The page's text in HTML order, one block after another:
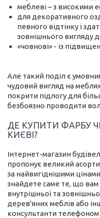
меблеві – з високими
для декоративного
певного відтінку і
зовнішнього вигляду
«човнові» - із
Але такий поділ є
чудовий вигляд на
покрити підлогу для
безбоязно проводити
ДЕ КУПИТИ ФАРБУ
КИЄВІ?
Інтернет-магазин
пропонує великий
за найвигіднішими
знайдете саме те, що
внутрішньої та
дерев'яних меблів або
консультанти